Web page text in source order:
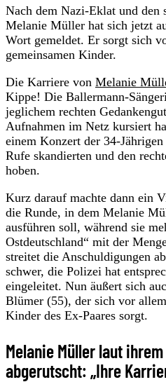
Nach dem Nazi-Eklat und den
Melanie Müller hat sich jetzt
Wort gemeldet. Er sorgt sich
gemeinsamen Kinder.
Die Karriere von Melanie
Kippe! Die Ballermann-
jeglichem rechten
Aufnahmen im Netz kursiert
einem Konzert der 34-
Rufe skandierten und den
hoben.
Kurz darauf machte dann ein
die Runde, in dem Melanie
ausführen soll, während sie
Ostdeutschland“ mit der
streitet die Anschuldigungen
schwer, die Polizei hat
eingeleitet. Nun äußert sich
Blümer (55), der sich vor
Kinder des Ex-Paares sorgt.
Melanie Müller laut
abgerutscht: „Ihre